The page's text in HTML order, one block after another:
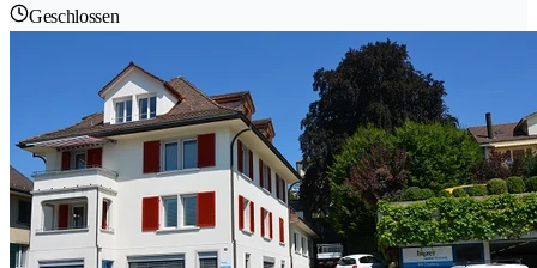
Geschlossen